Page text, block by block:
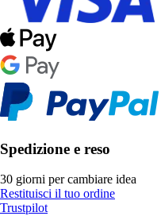
Spedizione e reso
30 giorni per cambiare idea
Restituisci il tuo ordine
Trustpilot